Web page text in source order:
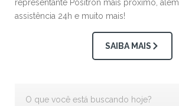
representante Pósitron mais próximo,
assistência 24h e muito mais!
SAIBA MAIS